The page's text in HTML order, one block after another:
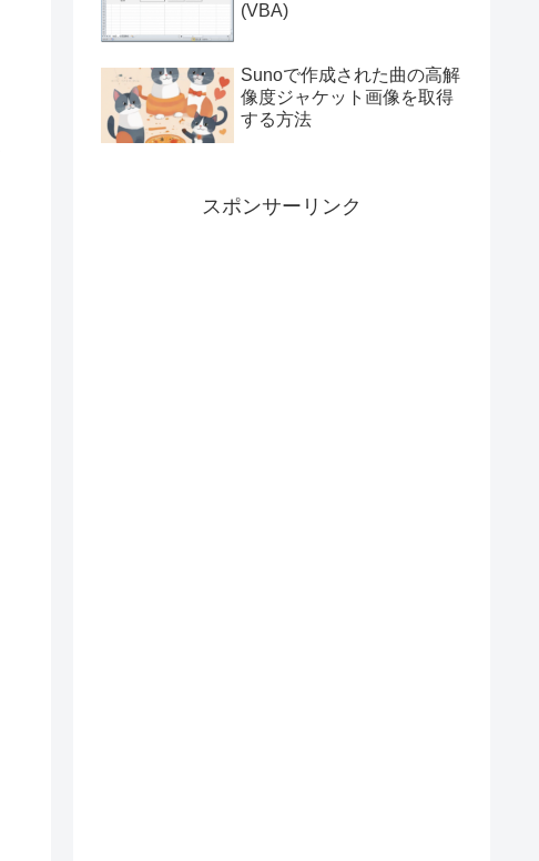
(VBA)
Sunoで作成された曲の高解
像度ジャケット画像を取得
する方法
スポンサーリンク